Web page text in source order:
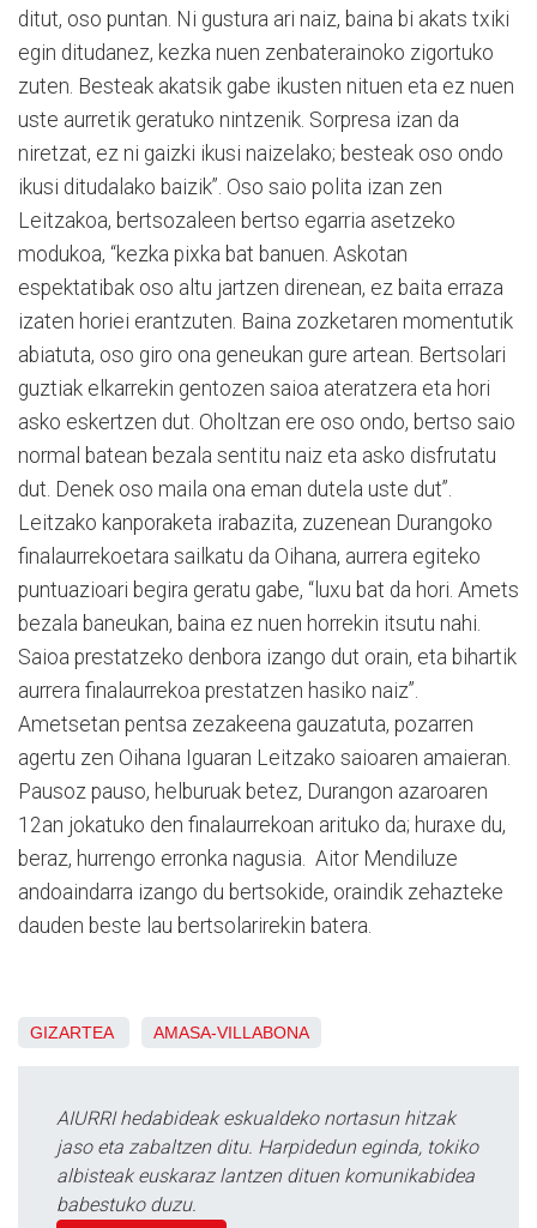
ditut, oso puntan. Ni gustura ari naiz, baina bi akats txiki
egin ditudanez, kezka nuen zenbaterainoko zigortuko
zuten. Besteak akatsik gabe ikusten nituen eta ez nuen
uste aurretik geratuko nintzenik. Sorpresa izan da
niretzat, ez ni gaizki ikusi naizelako; besteak oso ondo
ikusi ditudalako baizik”. Oso saio polita izan zen
Leitzakoa, bertsozaleen bertso egarria asetzeko
modukoa, “kezka pixka bat banuen. Askotan
espektatibak oso altu jartzen direnean, ez baita erraza
izaten horiei erantzuten. Baina zozketaren momentutik
abiatuta, oso giro ona geneukan gure artean. Bertsolari
guztiak elkarrekin gentozen saioa ateratzera eta hori
asko eskertzen dut. Oholtzan ere oso ondo, bertso saio
normal batean bezala sentitu naiz eta asko disfrutatu
dut. Denek oso maila ona eman dutela uste dut”.
Leitzako kanporaketa irabazita, zuzenean Durangoko
finalaurrekoetara sailkatu da Oihana, aurrera egiteko
puntuazioari begira geratu gabe, “luxu bat da hori. Amets
bezala baneukan, baina ez nuen horrekin itsutu nahi.
Saioa prestatzeko denbora izango dut orain, eta bihartik
aurrera finalaurrekoa prestatzen hasiko naiz”.
Ametsetan pentsa zezakeena gauzatuta, pozarren
agertu zen Oihana Iguaran Leitzako saioaren amaieran.
Pausoz pauso, helburuak betez, Durangon azaroaren
12an jokatuko den finalaurrekoan arituko da; huraxe du,
beraz, hurrengo erronka nagusia. Aitor Mendiluze
andoaindarra izango du bertsokide, oraindik zehazteke
dauden beste lau bertsolarirekin batera.
GIZARTEA AMASA-VILLABONA
AIURRI hedabideak eskualdeko nortasun hitzak
jaso eta zabaltzen ditu. Harpidedun eginda, tokiko
albisteak euskaraz lantzen dituen komunikabidea
babestuko duzu.